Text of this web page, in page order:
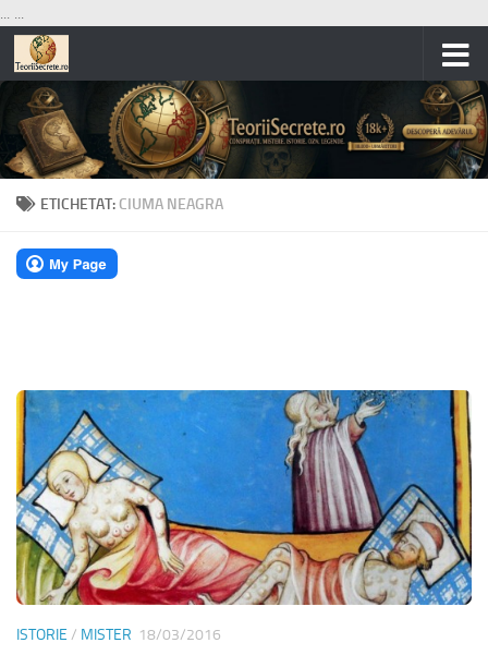
... ...
Skip to content
ETICHETAT: CIUMA NEAGRA
ISTORIE / MISTER 18/03/2016